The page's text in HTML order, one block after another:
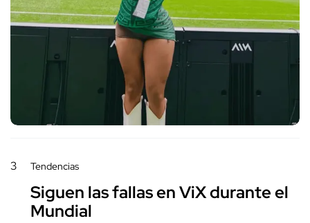
3 Tendencias
Siguen las fallas en ViX durante el
Mundial